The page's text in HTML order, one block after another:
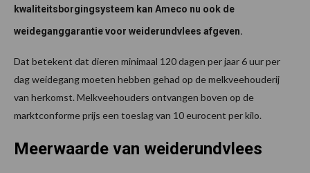
kwaliteitsborgingsysteem kan Ameco nu ook de
weideganggarantie voor weiderundvlees afgeven.
Dat betekent dat dieren minimaal 120 dagen per jaar 6 uur per
dag weidegang moeten hebben gehad op de melkveehouderij
van herkomst. Melkveehouders ontvangen boven op de
marktconforme prijs een toeslag van 10 eurocent per kilo.
Meerwaarde van weiderundvlees